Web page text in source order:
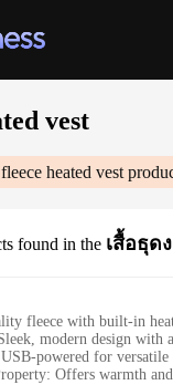
vest
heated vest
found in the เสื้อธุด
fleece with built-in
modern design with
powered for versatile
Offers warmth